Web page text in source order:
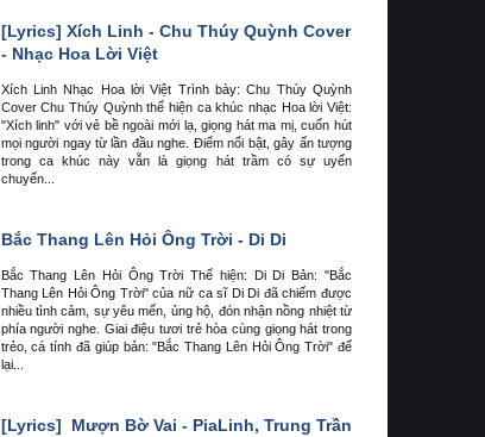
[Lyrics] Xích Linh - Chu Thúy Quỳnh Cover
- Nhạc Hoa Lời Việt
Xích Linh Nhạc Hoa lời Việt Trình bày: Chu Thúy Quỳnh
Cover Chu Thúy Quỳnh thể hiện ca khúc nhạc Hoa lời Việt:
"Xích linh" với vẻ bề ngoài mới lạ, giọng hát ma mị, cuốn hút
mọi người ngay từ lần đầu nghe. Điểm nổi bật, gây ấn tượng
trong ca khúc này vẫn là giọng hát trầm có sự uyển
chuyển...
Bắc Thang Lên Hỏi Ông Trời - Di Di
Bắc Thang Lên Hỏi Ông Trời Thể hiện: Di Di Bản: "Bắc
Thang Lên Hỏi Ông Trời" của nữ ca sĩ Di Di đã chiếm được
nhiều tình cảm, sự yêu mến, ủng hộ, đón nhận nồng nhiệt từ
phía người nghe. Giai điệu tươi trẻ hòa cùng giọng hát trong
trẻo, cá tính đã giúp bản: "Bắc Thang Lên Hỏi Ông Trời" để
lại...
[Lyrics] Mượn Bờ Vai - PiaLinh, Trung Trần